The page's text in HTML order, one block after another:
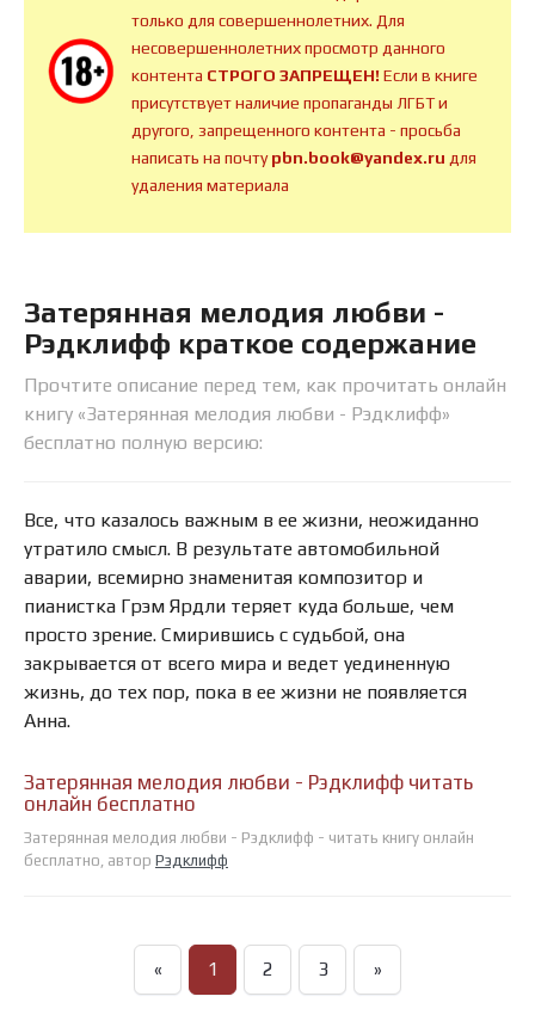
только для совершеннолетних. Для
несовершеннолетних просмотр данного
контента СТРОГО ЗАПРЕЩЕН!Если в книге
присутствует наличие пропаганды ЛГБТ и
другого, запрещенного контента - просьба
написать на почтуpbn.book@yandex.ru для
удаления материала
Затерянная мелодия любви -
Рэдклифф краткое содержание
Прочтите описание перед тем, как прочитать онлайн
книгу «Затерянная мелодия любви - Рэдклифф»
бесплатно полную версию:
Все, что казалось важным в ее жизни, неожиданно
утратило смысл. В результате автомобильной
аварии, всемирно знаменитая композитор и
пианистка Грэм Ярдли теряет куда больше, чем
просто зрение. Смирившись с судьбой, она
закрывается от всего мира и ведет уединенную
жизнь, до тех пор, пока в ее жизни не появляется
Анна.
Затерянная мелодия любви - Рэдклифф читать
онлайн бесплатно
Затерянная мелодия любви - Рэдклифф - читать книгу онлайн
бесплатно, автор Рэдклифф
« 1 2 3 »